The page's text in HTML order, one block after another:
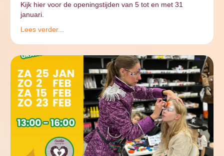
Kijk hier voor de openingstijden van 5 tot en met 31
januari.
Lees verder...